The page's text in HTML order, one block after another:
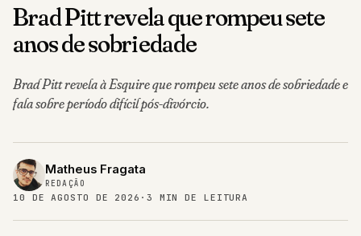
Brad Pitt revela que rompeu sete
anos de sobriedade
Brad Pitt revela à Esquire que rompeu sete anos de sobriedade e
fala sobre período difícil pós-divórcio.
Matheus Fragata
REDAÇÃO
10 DE AGOSTO DE 2026 · 3 MIN DE LEITURA